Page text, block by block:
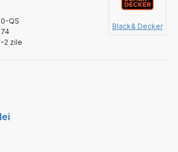
QS
2 zile
Black& Decker